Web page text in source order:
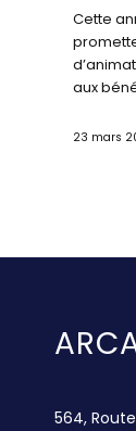
Cette
aux
23 mars
564,